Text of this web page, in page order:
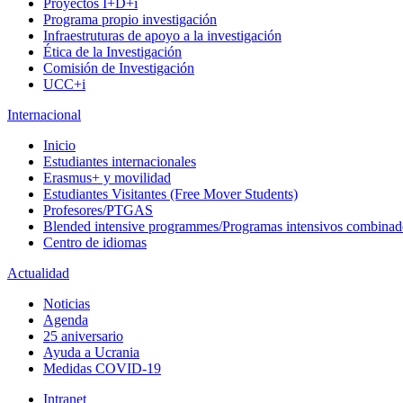
Proyectos I+D+i
Programa propio investigación
Infraestruturas de apoyo a la investigación
Ética de la Investigación
Comisión de Investigación
UCC+i
Internacional
Inicio
Estudiantes internacionales
Erasmus+ y movilidad
Estudiantes Visitantes (Free Mover Students)
Profesores/PTGAS
Blended intensive programmes/Programas intensivos
Centro de idiomas
Actualidad
Noticias
Agenda
25 aniversario
Ayuda a Ucrania
Medidas COVID-19
Intranet